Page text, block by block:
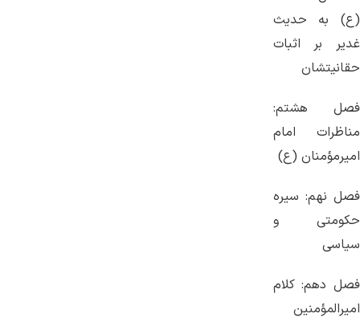
(ع) به حدیث
غدیر بر اثبات
حقانیتشان
فصل هشتم:
مناظرات امام
امیرمؤمنان (ع)
فصل نهم: سیره
حکومتی و
سیاسی
فصل دهم: کلام
امیرالمؤمنین